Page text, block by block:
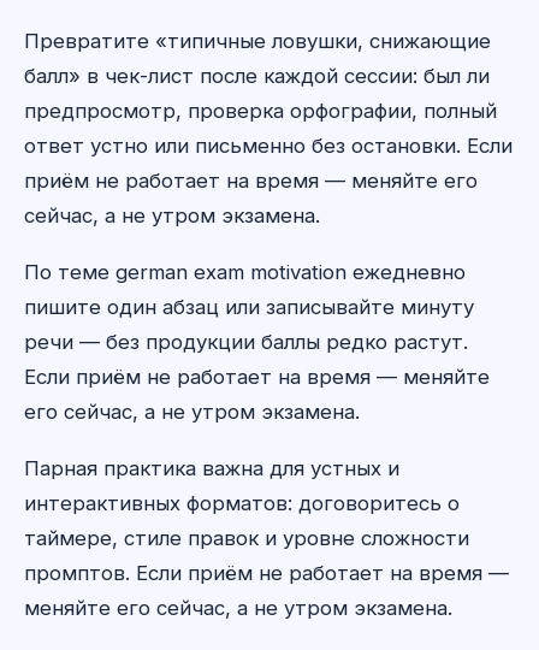
Превратите «типичные ловушки, снижающие
балл» в чек-лист после каждой сессии: был ли
предпросмотр, проверка орфографии, полный
ответ устно или письменно без остановки. Если
приём не работает на время — меняйте его
сейчас, а не утром экзамена.
По теме german exam motivation ежедневно
пишите один абзац или записывайте минуту
речи — без продукции баллы редко растут.
Если приём не работает на время — меняйте
его сейчас, а не утром экзамена.
Парная практика важна для устных и
интерактивных форматов: договоритесь о
таймере, стиле правок и уровне сложности
промптов. Если приём не работает на время —
меняйте его сейчас, а не утром экзамена.